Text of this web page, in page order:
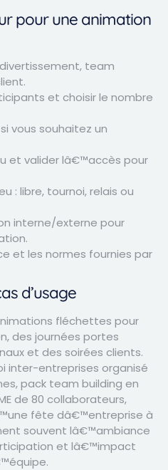
pour une animation
team
et choisir le nombre
vous souhaitez un
et valider lâ€™accès pour
: libre, tournoi, relais ou
interne/externe pour
et les normes fournies par
d’usage
fléchettes pour
des journées portes
et des soirées clients.
inter-entreprises organisé
pack team building en
de 80 collaborateurs,
fête dâ€™entreprise à
souvent lâ€™ambiance
et lâ€™impact